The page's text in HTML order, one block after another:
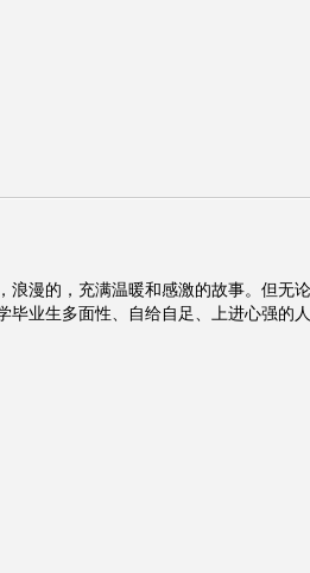
漫的，充满温暖和感激的故事。但无
业生多面性、自给自足、上进心强的